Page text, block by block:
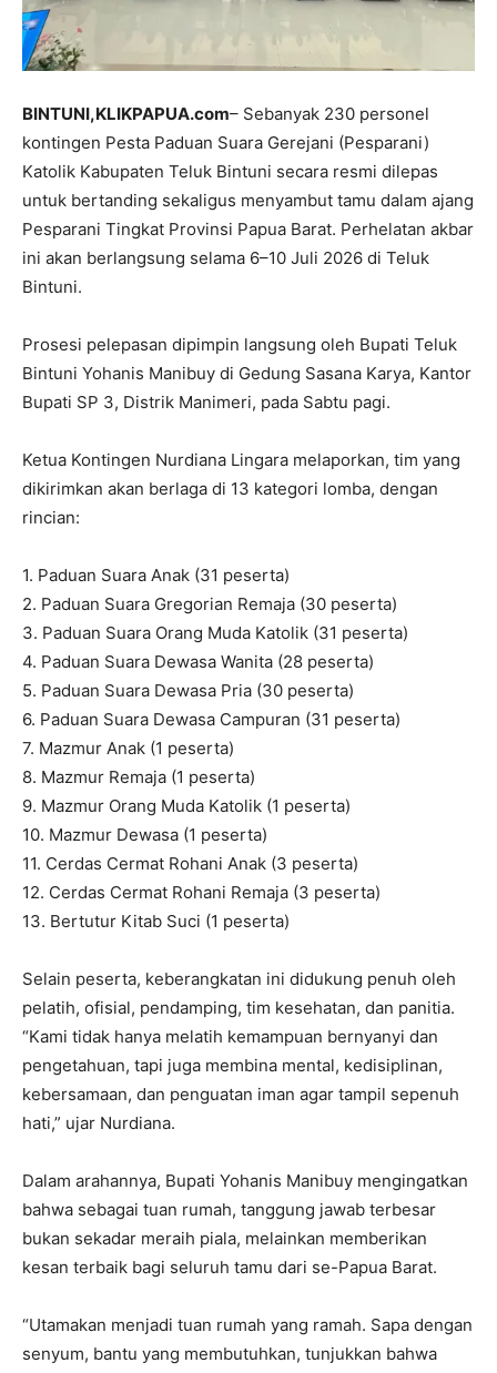
BINTUNI,KLIKPAPUA.com– Sebanyak 230 personel
kontingen Pesta Paduan Suara Gerejani (Pesparani)
Katolik Kabupaten Teluk Bintuni secara resmi dilepas
untuk bertanding sekaligus menyambut tamu dalam ajang
Pesparani Tingkat Provinsi Papua Barat. Perhelatan akbar
ini akan berlangsung selama 6–10 Juli 2026 di Teluk
Bintuni.
Prosesi pelepasan dipimpin langsung oleh Bupati Teluk
Bintuni Yohanis Manibuy di Gedung Sasana Karya, Kantor
Bupati SP 3, Distrik Manimeri, pada Sabtu pagi.
Ketua Kontingen Nurdiana Lingara melaporkan, tim yang
dikirimkan akan berlaga di 13 kategori lomba, dengan
rincian:
1. Paduan Suara Anak (31 peserta)
2. Paduan Suara Gregorian Remaja (30 peserta)
3. Paduan Suara Orang Muda Katolik (31 peserta)
4. Paduan Suara Dewasa Wanita (28 peserta)
5. Paduan Suara Dewasa Pria (30 peserta)
6. Paduan Suara Dewasa Campuran (31 peserta)
7. Mazmur Anak (1 peserta)
8. Mazmur Remaja (1 peserta)
9. Mazmur Orang Muda Katolik (1 peserta)
10. Mazmur Dewasa (1 peserta)
11. Cerdas Cermat Rohani Anak (3 peserta)
12. Cerdas Cermat Rohani Remaja (3 peserta)
13. Bertutur Kitab Suci (1 peserta)
Selain peserta, keberangkatan ini didukung penuh oleh
pelatih, ofisial, pendamping, tim kesehatan, dan panitia.
“Kami tidak hanya melatih kemampuan bernyanyi dan
pengetahuan, tapi juga membina mental, kedisiplinan,
kebersamaan, dan penguatan iman agar tampil sepenuh
hati,” ujar Nurdiana.
Dalam arahannya, Bupati Yohanis Manibuy mengingatkan
bahwa sebagai tuan rumah, tanggung jawab terbesar
bukan sekadar meraih piala, melainkan memberikan
kesan terbaik bagi seluruh tamu dari se-Papua Barat.
“Utamakan menjadi tuan rumah yang ramah. Sapa dengan
senyum, bantu yang membutuhkan, tunjukkan bahwa